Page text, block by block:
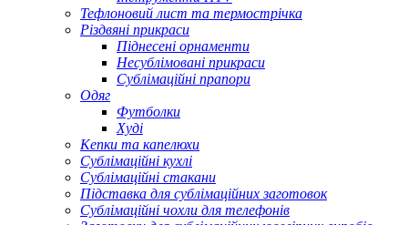
Тефлоновий лист та термострічка
Різдвяні прикраси
Піднесені орнаменти
Несублімовані прикраси
Сублімаційні прапори
Одяг
Футболки
Худі
Кепки та капелюхи
Сублімаційні кухлі
Сублімаційні стакани
Підставка для сублімаційних заготовок
Сублімаційні чохли для телефонів